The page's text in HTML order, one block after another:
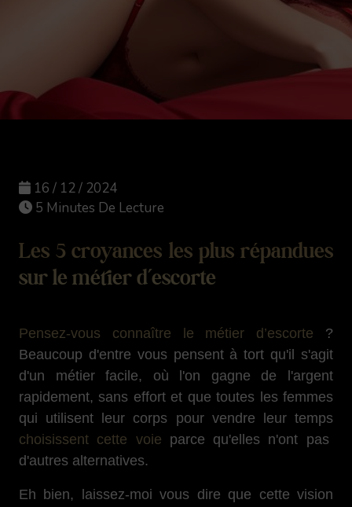
16 / 12 / 2024
5 Minutes De Lecture
Les 5 croyances les plus répandues
sur le métier d’escorte
Pensez-vous connaître le métier d’escorte ?
Beaucoup d'entre vous pensent à tort qu'il s'agit
d'un métier facile, où l'on gagne de l'argent
rapidement, sans effort et que toutes les femmes
qui utilisent leur corps pour vendre leur temps
choisissent cette voie parce qu'elles n'ont pas
d'autres alternatives.
Eh bien, laissez-moi vous dire que cette vision